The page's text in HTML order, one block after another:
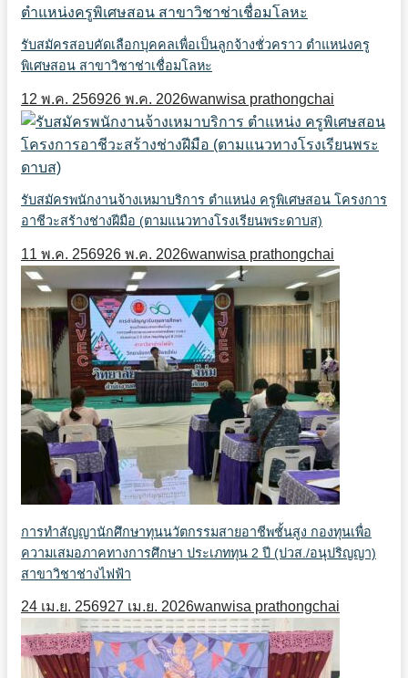
รับสมัครสอบคัดเลือกบุคคลเพื่อเป็นลูกจ้างชั่วคราว ตำแหน่งครู
พิเศษสอน สาขาวิชาช่าเชื่อมโลหะ
12 พ.ค. 256926 พ.ค. 2026wanwisa prathongchai
รับสมัครพนักงานจ้างเหมาบริการ ตำแหน่ง ครูพิเศษสอน โครงการ
อาชีวะสร้างช่างฝีมือ (ตามแนวทางโรงเรียนพระดาบส)
11 พ.ค. 256926 พ.ค. 2026wanwisa prathongchai
การทำสัญญานักศึกษาทุนนวัตกรรมสายอาชีพชั้นสูง กองทุนเพื่อ
ความเสมอภาคทางการศึกษา ประเภททุน 2 ปี (ปวส./อนุปริญญา)
สาขาวิชาช่างไฟฟ้า
24 เม.ย. 256927 เม.ย. 2026wanwisa prathongchai